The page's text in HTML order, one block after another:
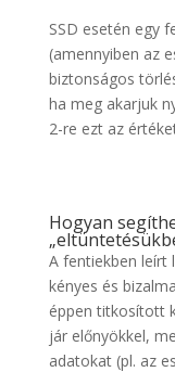
SSD esetén egy
(amennyiben az
biztonságos
ha meg akarjuk
2-re ezt az
Hogyan
A fentiekben leírt
kényes és
éppen titkosított
jár előnyökkel,
adatokat (pl. az